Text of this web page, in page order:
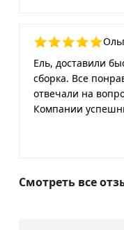
Ель, доставили
сборка. Все
отвечали на
Компании
Смотреть все